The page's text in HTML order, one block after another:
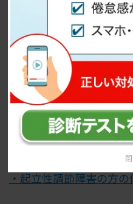
関連記事：起
・起立性調節障害の子
法・治った方の事例
・起立性調節障害の方の